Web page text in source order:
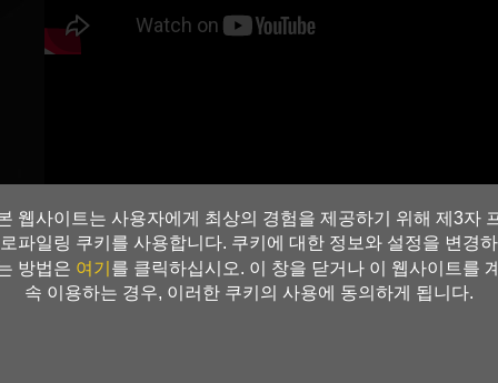
웹사이트는 사용자에게 최상의 경험을 제공하기 위해 제3자
로파일링 쿠키를 사용합니다. 쿠키에 대한 정보와 설정을 변경하
방법은 여기를 클릭하십시오. 이 창을 닫거나 이 웹사이트를
속 이용하는 경우, 이러한 쿠키의 사용에 동의하게 됩니다.